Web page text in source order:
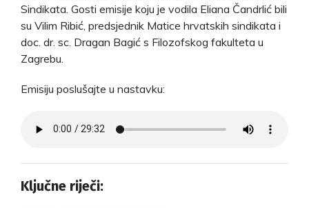
Sindikata. Gosti emisije koju je vodila Eliana Čandrlić bili
su Vilim Ribić, predsjednik Matice hrvatskih sindikata i
doc. dr. sc. Dragan Bagić s Filozofskog fakulteta u
Zagrebu.
Emisiju poslušajte u nastavku:
Ključne riječi: